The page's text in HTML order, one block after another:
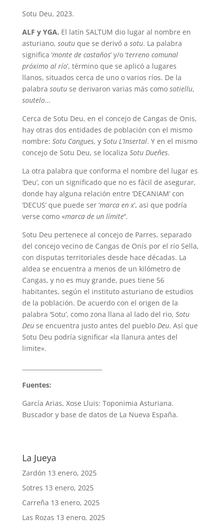
Sotu Deu, 2023.
ALF y YGA. El latín SALTUM dio lugar al nombre en
asturiano, soutuque se derivó a sotu. La palabra
significa ‘monte de castaños’ y/o ‘terreno comunal
próximo al río’, término que se aplicó a lugares
llanos, situados cerca de uno o varios ríos. De la
palabra soutuse derivaron varias más como sotiellu,
soutelo…
Cerca de Sotu Deu, en el concejo de Cangas de Onis,
hay otras dos entidades de población con el mismo
nombre: Sotu Cangues, y Sotu L’Insertal. Y en el mismo
concejo de Sotu Deu, se localiza Sotu Dueñes.
La otra palabra que conforma el nombre del lugar es
‘Deu’, con un significado que no es fácil de asegurar,
donde hay alguna relación entre ‘DECANIAM’ con
‘DECUS’ que puede ser ‘marca en x’, asi que podría
verse como «marca de un límite’‘.
Sotu Deu pertenece al concejo de Parres, separado
del concejo vecino de Cangas de Onís por el río Sella,
con disputas territoriales desde hace décadas. La
aldea se encuentra a menos de un kilómetro de
Cangas, y no es muy grande, pues tiene 56
habitantes, según el instituto asturiano de estudios
de la población. De acuerdo con el origen de la
palabra ‘Sotu’, como zona llana al lado del rio, Sotu
Deuse encuentra justo antes del pueblo Deu. Así que
Sotu Deu podría significar «la llanura antes del
limite».
Fuentes:
García Arias, Xose Lluis: Toponimia Asturiana.
Buscador y base de datos de La Nueva España.
La Jueya
Zardón 13 enero, 2025
Sotres 13 enero, 2025
Carreña 13 enero, 2025
Las Rozas 13 enero, 2025